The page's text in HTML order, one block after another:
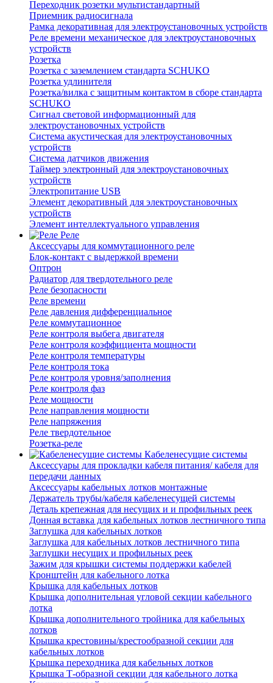
Переходник розетки мультистандартный
Приемник радиосигнала
Рамка декоративная для электроустановочных устройств
Реле времени механическое для электроустановочных
устройств
Розетка
Розетка с заземлением стандарта SCHUKO
Розетка удлинителя
Розетка/вилка с защитным контактом в сборе стандарта
SCHUKO
Сигнал световой информационный для
электроустановочных устройств
Система акустическая для электроустановочных
устройств
Система датчиков движения
Таймер электронный для электроустановочных
устройств
Электропитание USB
Элемент декоративный для электроустановочных
устройств
Элемент интеллектуального управления
Реле
Аксессуары для коммутационного реле
Блок-контакт с выдержкой времени
Оптрон
Радиатор для твердотельного реле
Реле безопасности
Реле времени
Реле давления дифференциальное
Реле коммутационное
Реле контроля выбега двигателя
Реле контроля коэффициента мощности
Реле контроля температуры
Реле контроля тока
Реле контроля уровня/заполнения
Реле контроля фаз
Реле мощности
Реле направления мощности
Реле напряжения
Реле твердотельное
Розетка-реле
Кабеленесущие системы
Аксессуары для прокладки кабеля питания/ кабеля для
передачи данных
Аксессуары кабельных лотков монтажные
Держатель трубы/кабеля кабеленесущей системы
Деталь крепежная для несущих и и профильных реек
Донная вставка для кабельных лотков лестничного типа
Заглушка для кабельных лотков
Заглушка для кабельных лотков лестничного типа
Заглушки несущих и профильных реек
Зажим для крышки системы поддержки кабелей
Кронштейн для кабельного лотка
Крышка для кабельных лотков
Крышка дополнительная угловой секции кабельного
лотка
Крышка дополнительного тройника для кабельных
лотков
Крышка крестовины/крестообразной секции для
кабельных лотков
Крышка переходника для кабельных лотков
Крышка Т-образной секции для кабельного лотка